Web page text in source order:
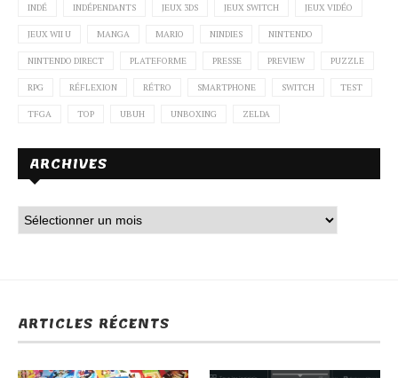
INDÉ INDÉPENDANTS JEUX 3DS JEUX SWITCH JEUX VIDÉO
JEUX WII U MANGA MARIO NINDIES NINTENDO
NINTENDO DIRECT PLATEFORME PRESSE PREVIEW PUZZLE
RPG RÉFLEXION RÉTRO SMARTPHONE SWITCH TEST
TFGA TOP UBUH UNBOXING ZELDA
ARCHIVES
ARTICLES RÉCENTS